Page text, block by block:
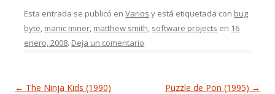
Esta entrada se publicó enVarios y está etiquetada con bug
byte, manic miner, matthew smith, software projects en 16
enero, 2008. Deja un comentario
Navegación de entradas
← The Ninja Kids (1990) Puzzle de Pon (1995) →